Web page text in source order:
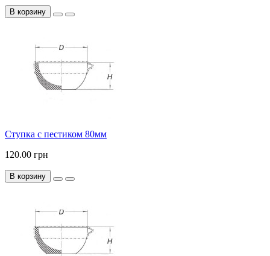
В корзину
Ступка с пестиком 80мм
120.00 грн
В корзину